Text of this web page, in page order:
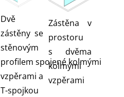
Dvě
zástěny se
stěnovým
profilem spojené kolmými
vzpěrami a
T-spojkou
Zástěna v
prostoru
s dvěma
kolmými
vzpěrami